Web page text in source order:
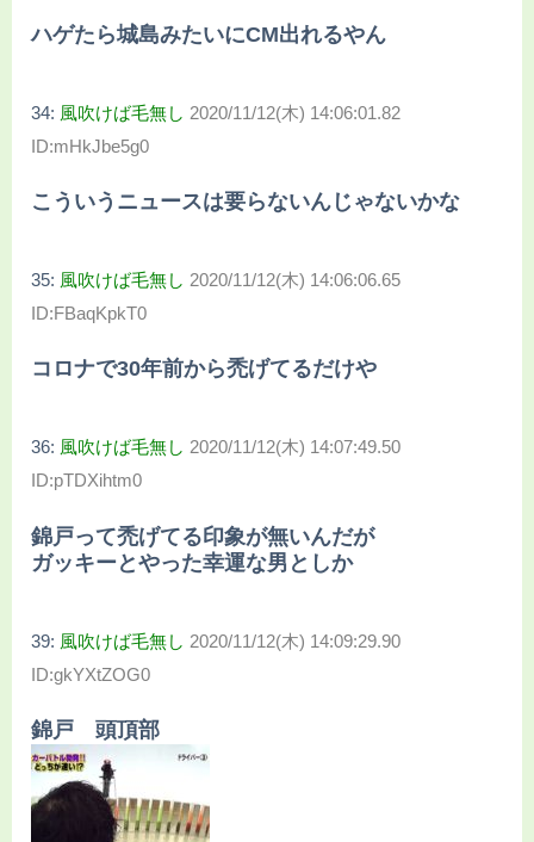
ハゲたら城島みたいにCM出れるやん
34: 風吹けば毛無し 2020/11/12(木) 14:06:01.82
ID:mHkJbe5g0
こういうニュースは要らないんじゃないかな
35: 風吹けば毛無し 2020/11/12(木) 14:06:06.65
ID:FBaqKpkT0
コロナで30年前から禿げてるだけや
36: 風吹けば毛無し 2020/11/12(木) 14:07:49.50
ID:pTDXihtm0
錦戸って禿げてる印象が無いんだが
ガッキーとやった幸運な男としか
39: 風吹けば毛無し 2020/11/12(木) 14:09:29.90
ID:gkYXtZOG0
錦戸 頭頂部